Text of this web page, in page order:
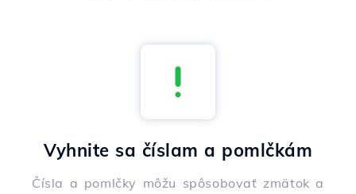
Vyhnite sa číslam a pomlčkám
Čísla a pomlčky môžu spôsobovať zmätok a